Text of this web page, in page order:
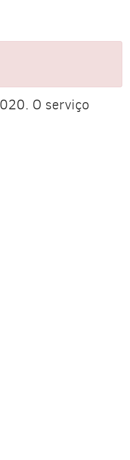
O serviço